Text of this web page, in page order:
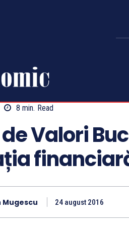
8 min. Read
Valori
Mugescu 24 august 2016